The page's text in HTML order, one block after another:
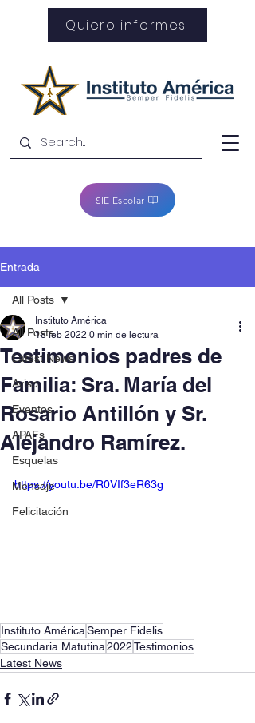
SIE Escolar
Quiero informes
Entrada
All Posts
Latest News
Aviso
Eventos
APAFs
Esquelas
Mensaje
Felicitación
All Posts
Testimonios padres de
Familia: Sra. María del
Rosario Antillón y Sr.
Alejandro Ramírez.
Instituto América
18 feb 2022 0 min de lectura
https://youtu.be/R0VIf3eR63g
Instituto AméricaSemper Fidelis
Secundaria Matutina2022Testimonios
Latest News